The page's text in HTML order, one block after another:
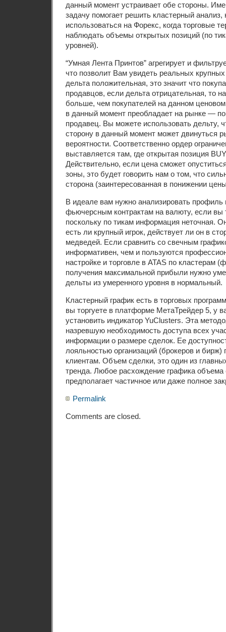
данный момент устраивает обе стороны.
задачу помогает решить кластерный анализ,
использоваться на Форекс, когда торговые
наблюдать объемы открытых позиций (по
уровней).
“Умная Лента Принтов” агрегирует и
что позволит Вам увидеть реальных
дельта положительная, это значит что
продавцов, если дельта отрицательная, то
больше, чем покупателей на данном
в данный момент преобладает на рынке —
продавец. Вы можете использовать дельту,
сторону в данный момент может двинуться
вероятности. Соответственно ордер
выставляется там, где открытая позиция
Действительно, если цена сможет
зоны, это будет говорить нам о том, что
сторона (заинтересованная в понижении
В идеале вам нужно анализировать профиль
фьючерсным контрактам на валюту, если вы
поскольку по тикам информация неточная.
есть ли крупный игрок, действует ли он в
медведей. Если сравнить со свечным
информативен, чем и пользуются
настройке и торговле в ATAS по кластерам
получения максимальной прибыли нужно
дельты из умеренного уровня в нормальный.
Кластерный график есть в торговых
вы торгуете в платформе МетаТрейдер 5, у
установить индикатор YuClusters. Эта
назревшую необходимость доступа всех
информации о размере сделок. Ее
лояльностью организаций (брокеров и
клиентам. Объем сделки, это один из
тренда. Любое расхождение графика объема
предполагает частичное или даже полное
Permalink
Comments are closed.